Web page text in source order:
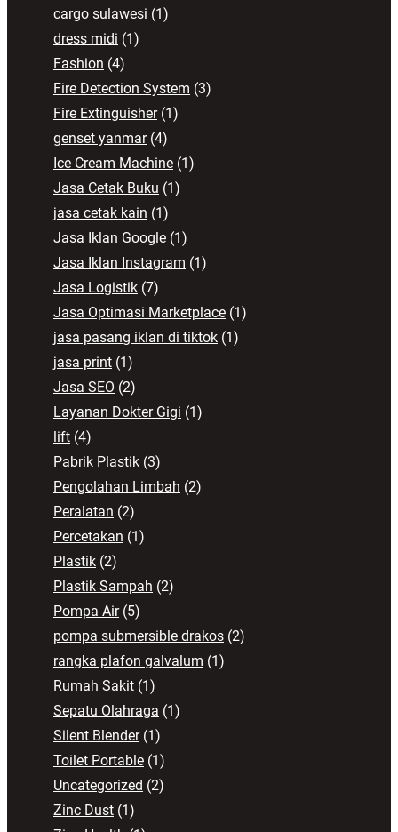
cargo sulawesi (1)
dress midi (1)
Fashion (4)
Fire Detection System (3)
Fire Extinguisher(1)
genset yanmar(4)
Ice Cream Machine (1)
Jasa Cetak Buku (1)
jasa cetak kain (1)
Jasa Iklan Google (1)
Jasa Iklan Instagram (1)
Jasa Logistik (7)
Jasa Optimasi Marketplace (1)
jasa pasang iklan di tiktok (1)
jasa print (1)
Jasa SEO (2)
Layanan Dokter Gigi (1)
lift (4)
Pabrik Plastik (3)
Pengolahan Limbah (2)
Peralatan (2)
Percetakan (1)
Plastik (2)
Plastik Sampah (2)
Pompa Air(5)
pompa submersible drakos (2)
rangka plafon galvalum (1)
Rumah Sakit (1)
Sepatu Olahraga (1)
Silent Blender(1)
Toilet Portable (1)
Uncategorized (2)
Zinc Dust (1)